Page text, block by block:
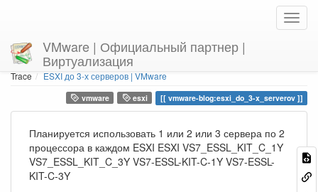
VMware | Официальный партнер |
Виртуализация
You are here Homevmware-blog
Trace
ESXI до 3-х серверов | VMware
vmware esxi vmware-blog:esxi_do_3-x_serverov
Планируется использовать 1 или 2 или 3 сервера по 2
процессора в каждом ESXI ESXI VS7_ESSL_KIT_C_1Y
VS7_ESSL_KIT_C_3Y VS7-ESSL-KIT-C-1Y VS7-ESSL-
KIT-C-3Y